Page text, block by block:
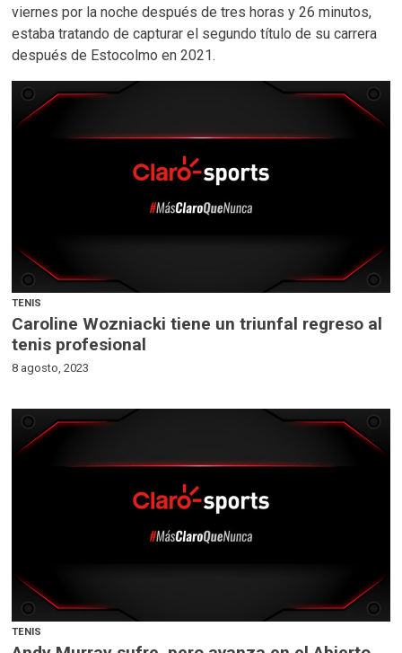
viernes por la noche después de tres horas y 26 minutos,
estaba tratando de capturar el segundo título de su carrera
después de Estocolmo en 2021.
TENIS
Caroline Wozniacki tiene un triunfal regreso al
tenis profesional
8 agosto, 2023
TENIS